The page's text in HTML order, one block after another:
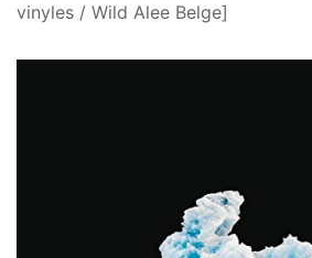
vinyles / Wild Alee Belge]